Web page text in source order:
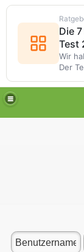
Die
Test
Wir
Der